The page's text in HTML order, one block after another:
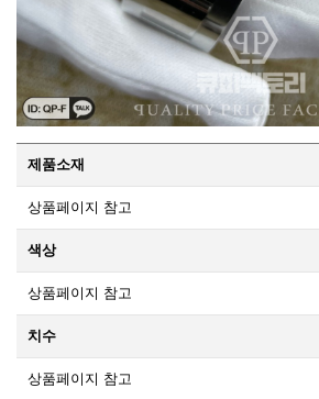
제품소재
상품페이지 참고
색상
상품페이지 참고
치수
상품페이지 참고